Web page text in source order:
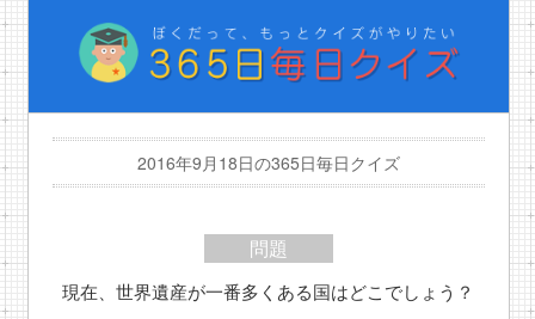
2016年9月18日の365日毎日クイズ
問題
現在、世界遺産が一番多くある国はどこでしょう？